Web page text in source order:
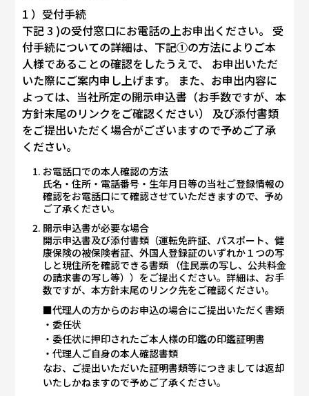
1 ）受付手続
下記 3 )の受付窓口にお電話の上お申出ください。 受
付手続についての詳細は、下記①の方法によりご本
人様であることの確認をしたうえで、 お申出いただ
いた際にご案内申し上げます。 また、お申出内容に
よっては、当社所定の開示申込書（お手数ですが、本
方針末尾のリンクをご確認ください） 及び添付書類
をご提出いただく場合がございますので予めご了承
ください。
お電話口での本人確認の方法
氏名・住所・電話番号・生年月日等の当社ご登録情報の
確認をお電話口にて確認させていただきますので、予め
ご了承ください。
開示申込書が必要な場合
開示申込書及び添付書類（運転免許証、パスポート、健
康保険の被保険者証、外国人登録証のいずれか１つの写
しと現住所を確認できる書類 （住民票の写し、公共料金
の請求書の写し等））をご提出ください。詳細は、お手
数ですが、本方針末尾のリンク先をご確認ください。
■代理人の方からのお申込の場合にご提出いただく書類
・委任状
・委任状に押印されたご本人様の印鑑の印鑑証明書
・代理人ご自身の本人確認書類
なお、ご提出いただいた証明書類等につきましては返却
いたしかねますので予めご了承ください。